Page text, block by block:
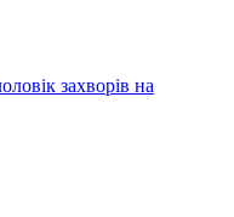
захворів на